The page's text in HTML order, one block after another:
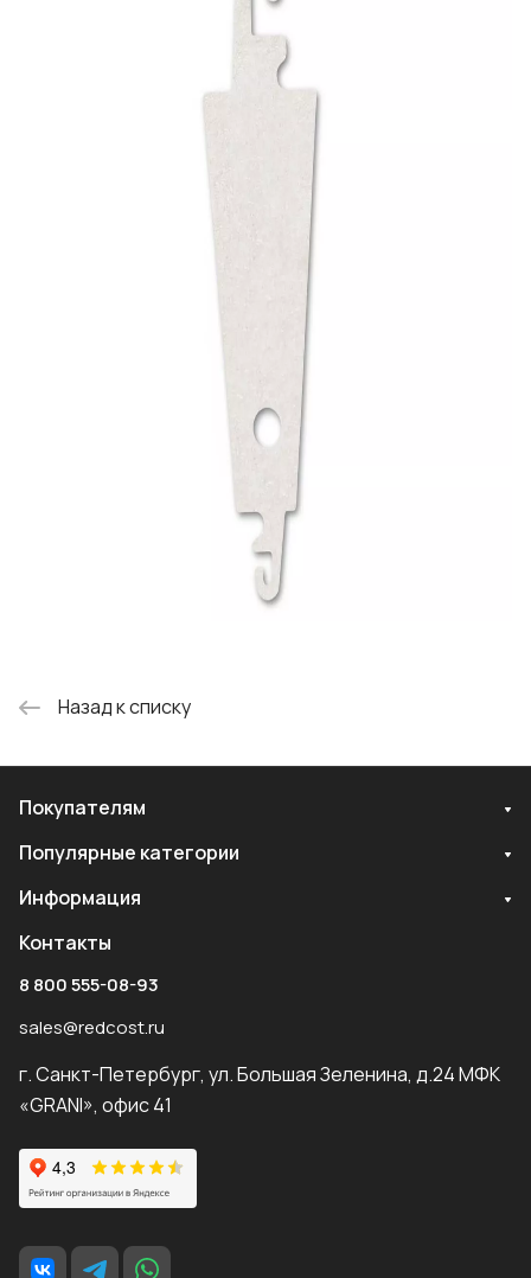
Назад к списку
Покупателям
Популярные категории
Информация
Контакты
8 800 555-08-93
sales@redcost.ru
г. Санкт-Петербург, ул. Большая Зеленина, д.24 МФК
«GRANI», офис 41